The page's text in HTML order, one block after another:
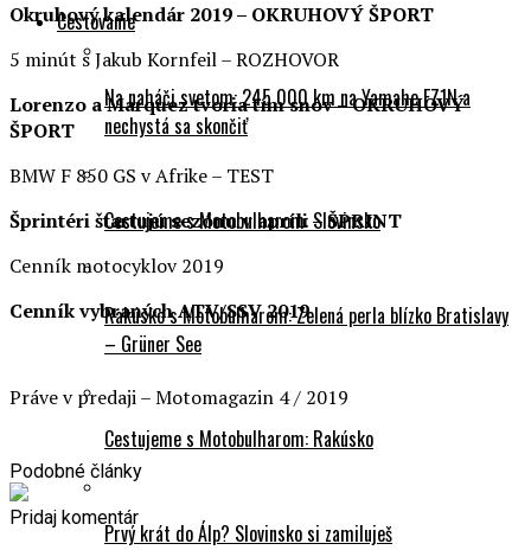
Cestovanie
Na naháči svetom: 245 000 km na Yamahe FZ1N a
nechystá sa skončiť
Cestujeme s Motobulharom: Slovinsko
Rakúsko s Motobulharom: Zelená perla blízko Bratislavy
– Grüner See
Cestujeme s Motobulharom: Rakúsko
Prvý krát do Álp? Slovinsko si zamiluješ
Okruhový kalendár 2019 – OKRUHOVÝ ŠPORT
5 minút s Jakub Kornfeil – ROZHOVOR
Lorenzo a Marquez tvoria tím snov – OKRUHOVÝ
ŠPORT
BMW F 850 GS v Afrike – TEST
Šprintéri štartujú sezónu v apríli – ŠPRINT
Cenník motocyklov 2019
Cenník vybraných ATV/SSV 2019
Práve v predaji – Motomagazin 4 / 2019
Podobné články
Pridaj komentár